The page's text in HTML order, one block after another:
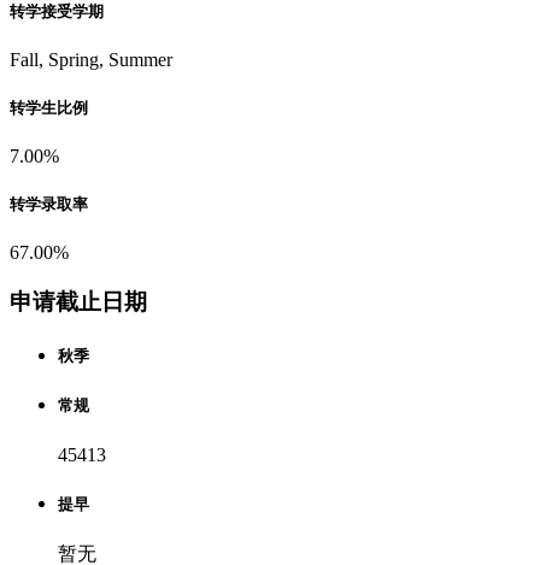
转学接受学期
Fall, Spring, Summer
转学生比例
7.00%
转学录取率
67.00%
申请截止日期
秋季
常规
45413
提早
暂无